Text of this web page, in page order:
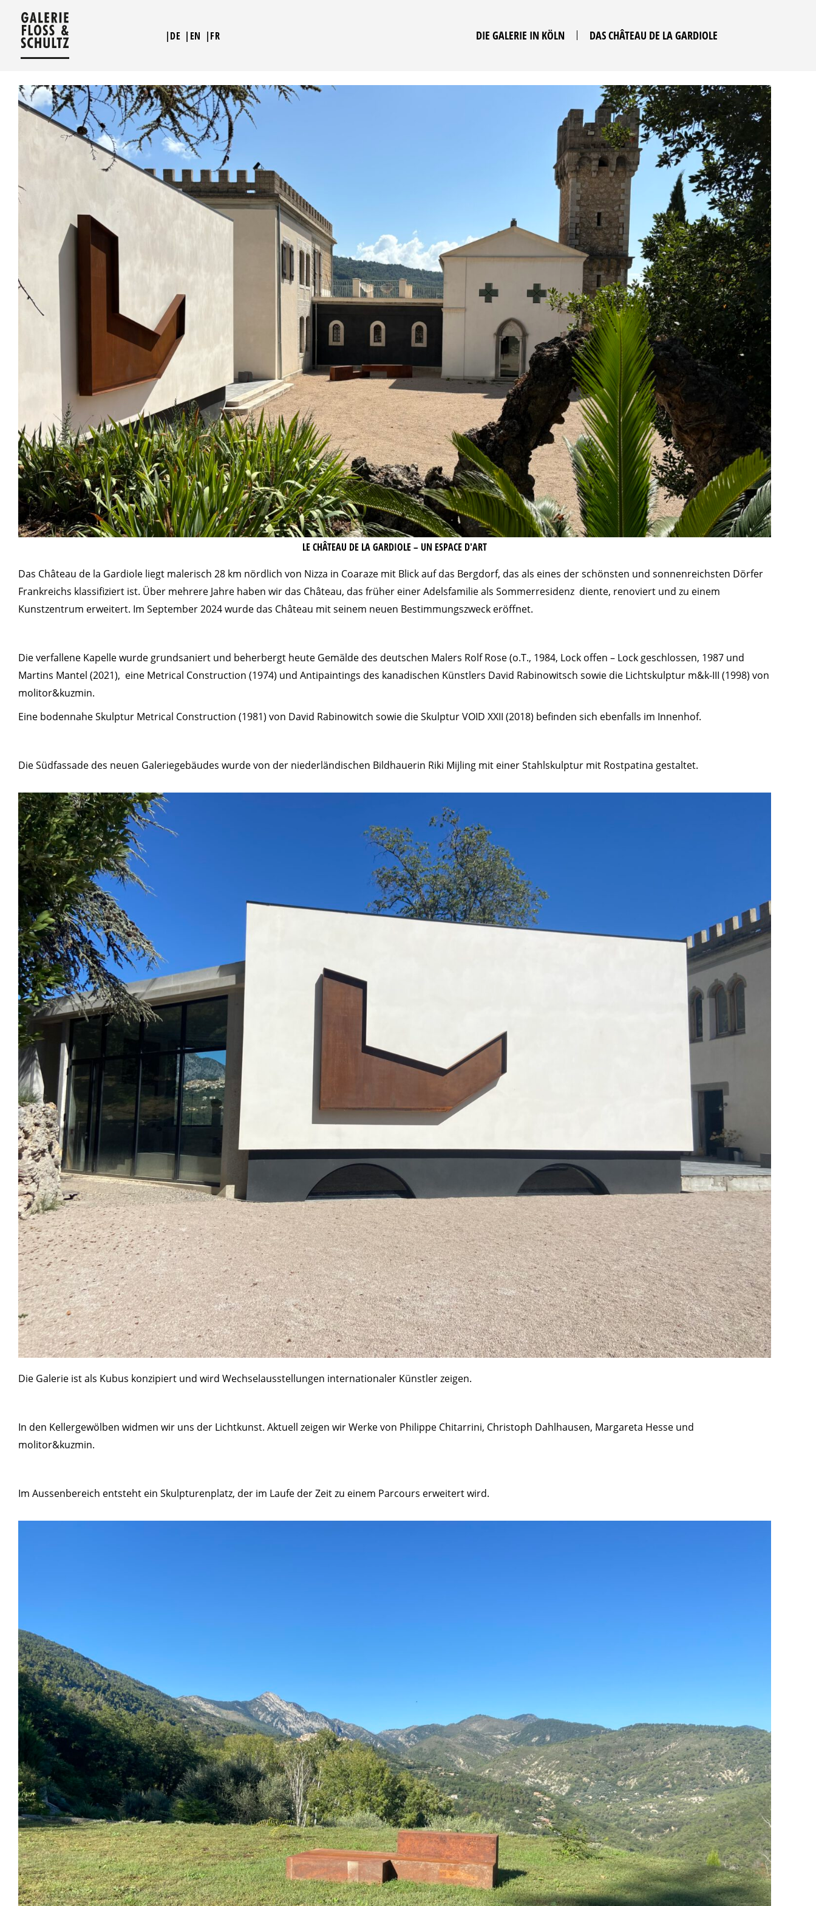
springen
|DE |EN |FR DIE GALERIE IN KÖLN DAS CHÂTEAU DE LA GARDIOLE
LE CHÂTEAU DE LA GARDIOLE – UN ESPACE D'ART
Das Château de la Gardiole liegt malerisch 28 km nördlich von Nizza in Coaraze mit Blick auf das Bergdorf, das als eines der schönsten und sonnenreichsten Dörfer
Frankreichs klassifiziert ist. Über mehrere Jahre haben wir das Château, das früher einer Adelsfamilie als Sommerresidenz diente, renoviert und zu einem
Kunstzentrum erweitert. Im September 2024 wurde das Château mit seinem neuen Bestimmungszweck eröffnet.
Die verfallene Kapelle wurde grundsaniert und beherbergt heute Gemälde des deutschen Malers Rolf Rose (o.T., 1984, Lock offen – Lock geschlossen, 1987 und
Martins Mantel (2021), eine Metrical Construction (1974) und Antipaintings des kanadischen Künstlers David Rabinowitsch sowie die Lichtskulptur m&k-III (1998) von
molitor&kuzmin.
Eine bodennahe Skulptur Metrical Construction (1981) von David Rabinowitch sowie die Skulptur VOID XXII (2018) befinden sich ebenfalls im Innenhof.
Die Südfassade des neuen Galeriegebäudes wurde von der niederländischen Bildhauerin Riki Mijling mit einer Stahlskulptur mit Rostpatina gestaltet.
Die Galerie ist als Kubus konzipiert und wird Wechselausstellungen internationaler Künstler zeigen.
In den Kellergewölben widmen wir uns der Lichtkunst. Aktuell zeigen wir Werke von Philippe Chitarrini, Christoph Dahlhausen, Margareta Hesse und
molitor&kuzmin.
Im Aussenbereich entsteht ein Skulpturenplatz, der im Laufe der Zeit zu einem Parcours erweitert wird.